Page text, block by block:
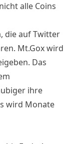
alle Coins
die auf Twitter
Mt.Gox wird
Das
ihre
wird Monate